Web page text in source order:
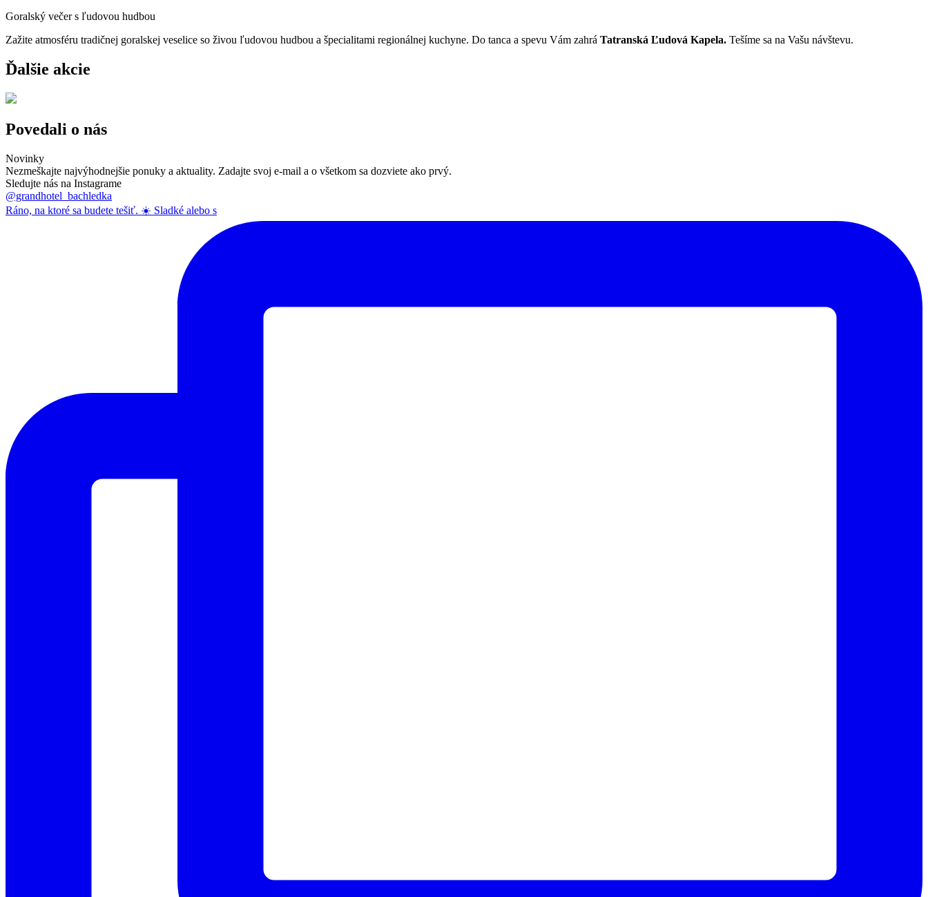
Goralský večer s ľudovou hudbou
Zažite atmosféru tradičnej goralskej veselice so živou ľudovou hudbou a špecialitami regionálnej kuchyne. Do tanca a spevu Vám zahrá Tatranská Ľudová Kapela. Tešíme sa na Vašu návštevu.
Ďalšie akcie
Povedali o nás
Novinky
Nezmeškajte najvýhodnejšie ponuky a aktuality. Zadajte svoj e-mail a o všetkom sa dozviete ako prvý.
Sledujte nás na Instagrame
@grandhotel_bachledka
Ráno, na ktoré sa budete tešiť. ☀️ Sladké alebo s